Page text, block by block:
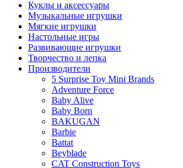
Куклы и аксессуары
Музыкальные игрушки
Мягкие игрушки
Настольные игры
Развивающие игрушки
Творчество и лепка
Производители
5 Surprise Toy Mini Brands
Adventure Force
Baby Alive
Baby Born
BAKUGAN
Barbie
Battat
Beyblade
CAT Construction Toys